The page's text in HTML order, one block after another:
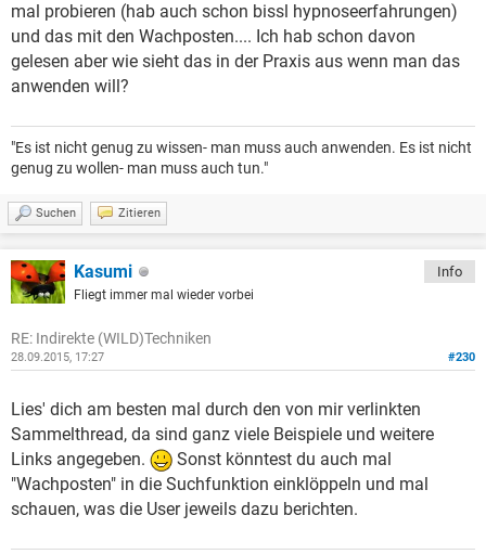
mal probieren (hab auch schon bissl hypnoseerfahrungen)
und das mit den Wachposten.... Ich hab schon davon
gelesen aber wie sieht das in der Praxis aus wenn man das
anwenden will?
"Es ist nicht genug zu wissen- man muss auch anwenden. Es ist nicht
genug zu wollen- man muss auch tun."
Suchen Zitieren
Kasumi
Fliegt immer mal wieder vorbei
Info
RE: Indirekte (WILD)Techniken
#230
28.09.2015, 17:27
Lies' dich am besten mal durch den von mir verlinkten
Sammelthread, da sind ganz viele Beispiele und weitere
Links angegeben.
Sonst könntest du auch mal
"Wachposten" in die Suchfunktion einklöppeln und mal
schauen, was die User jeweils dazu berichten.